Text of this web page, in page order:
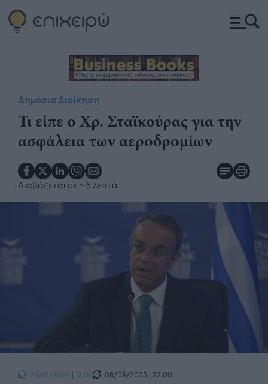
Δημόσια Διοίκηση
Τι είπε ο Χρ. Σταϊκούρας για την
ασφάλεια των αεροδρομίων
Διαβάζεται σε ~ 5 λεπτά
26/01/2024 | 12:06
08/08/2025 | 22:00